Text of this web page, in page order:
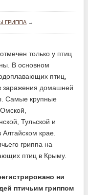
ГРИППА →
только у птиц
В основном
птиц,
заражения домашней
Самые крупные
Тульской и
крае.
гриппа на
птиц в Крыму.
ни
птичьим гриппом